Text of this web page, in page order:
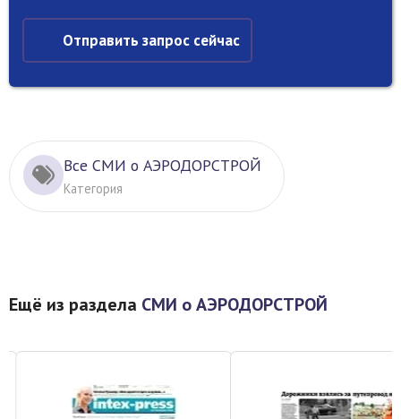
Отправить запрос сейчас
Все СМИ о АЭРОДОРСТРОЙ
Категория
Ещё из раздела СМИ о АЭРОДОРСТРОЙ